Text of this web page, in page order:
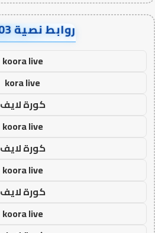
روابط نصية AA4203
koora live
kora live
كورة لايف
koora live
كورة لايف
koora live
كورة لايف
koora live